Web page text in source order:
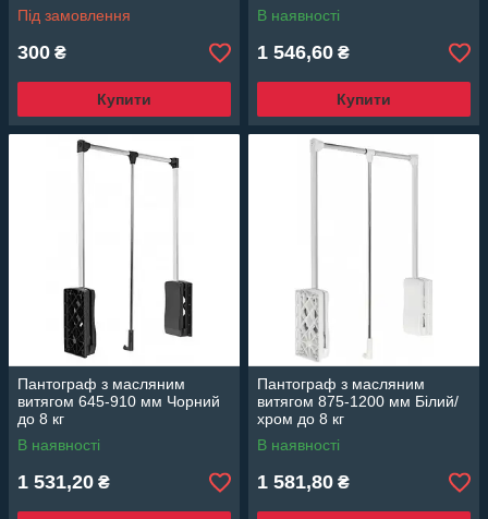
Під замовлення
300 ₴
Купити
В наявності
1 546,60 ₴
Купити
Пантограф з масляним
витягом 645-910 мм Чорний
до 8 кг
В наявності
1 531,20 ₴
Пантограф з масляним
витягом 875-1200 мм Білий/
хром до 8 кг
В наявності
1 581,80 ₴